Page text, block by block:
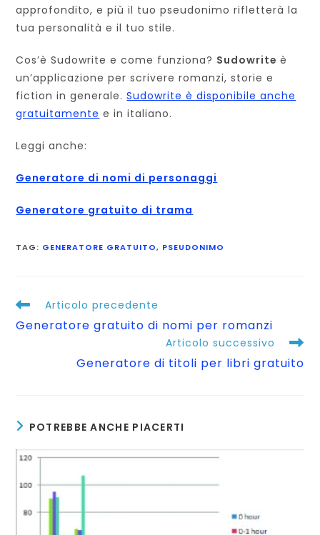
approfondito, e più il tuo pseudonimo rifletterà la
tua personalità e il tuo stile.
Cos’è Sudowrite e come funziona? Sudowriteè
un’applicazione per scrivere romanzi, storie e
fiction in generale.Sudowrite è disponibile anche
gratuitamente e in italiano.
Leggi anche:
Generatore di nomi di personaggi
Generatore gratuito di trama
TAG: GENERATORE GRATUITO, PSEUDONIMO
Leggi
articoli
Articolo precedente
Generatore gratuito di nomi per romanzi
Articolo successivo
Generatore di titoli per libri gratuito
POTREBBE ANCHE PIACERTI